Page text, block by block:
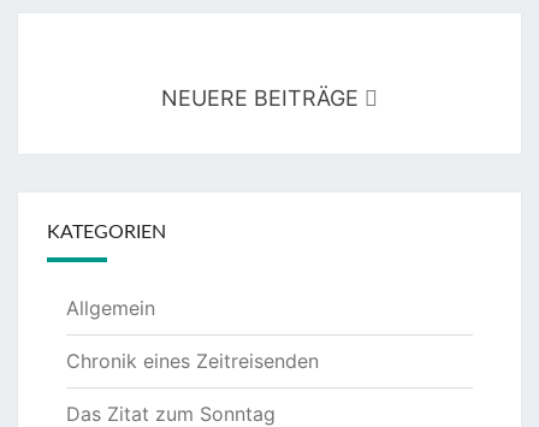
NEUERE BEITRÄGE
KATEGORIEN
Allgemein
Chronik eines Zeitreisenden
Das Zitat zum Sonntag